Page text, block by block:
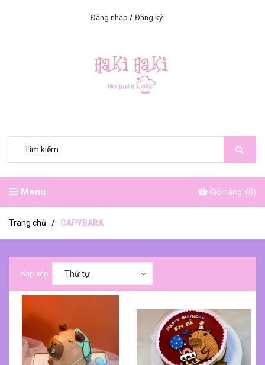
Đăng nhập / Đăng ký
Menu Giỏ hàng: (0)
Trang chủ / CAPYBARA
Sắp xếp Thứ tự